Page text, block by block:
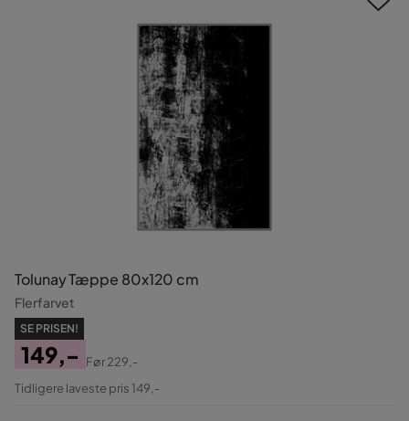
Tolunay Tæppe 80x120 cm
Flerfarvet
SE PRISEN!
Pris
149,-
Original
Før229,-
Tidligere laveste pris 149,-